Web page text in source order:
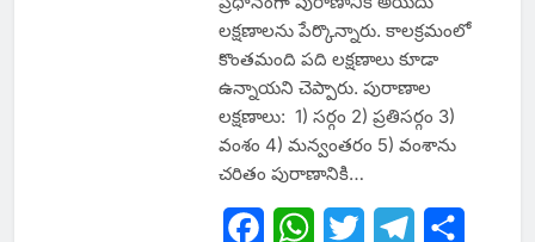
లక్షణాలను పేర్కొన్నారు. కాలక్రమంలో
కొంతమంది పది లక్షణాలు కూడా
ఉన్నాయని చెప్పారు. పురాణాల
లక్షణాలు: 1) సర్గం 2) ప్రతిసర్గం 3)
వంశం 4) మన్వంతరం 5) వంశాను
చరితం పురాణానికి…
FacebookWhatsApp
Twitter Telegram